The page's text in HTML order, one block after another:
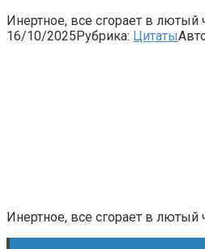
Инертное, все сгорает в лютый
16/10/2025Рубрика: Цитаты
Инертное, все сгорает в лютый